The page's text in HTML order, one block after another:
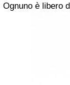
Ognuno è libero